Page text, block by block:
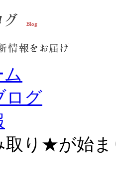
ログ
取り★が始ま